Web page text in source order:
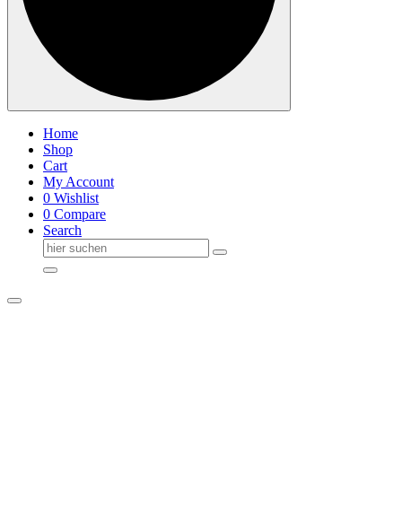
Home
Shop
Cart
My Account
0 Wishlist
0 Compare
Search
Suche
nach: